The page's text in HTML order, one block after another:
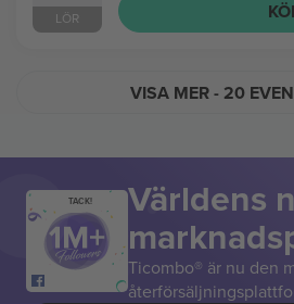
LÖR
VISA MER- 20
TACK! Världens
Ticombo® är nu den